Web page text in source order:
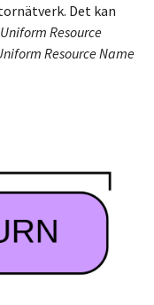
Det kan
Uniform Resource
Resource Name